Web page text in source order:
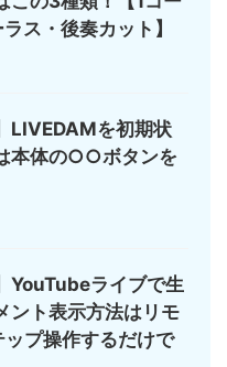
ス・後奏カット】
LIVEDAMを初期状
本体の○○ボタンを
YouTubeライブで生
ント表示方法はリモ
プ操作するだけで